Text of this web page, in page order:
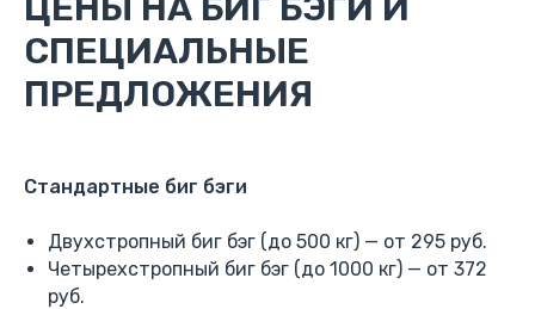
СПЕЦИАЛЬНЫЕ
ПРЕДЛОЖЕНИЯ
Стандартные биг бэги
Двухстропный биг бэг (до 500 кг) — от 295 руб.
Четырехстропный биг бэг (до 1000 кг) — от 372
руб.